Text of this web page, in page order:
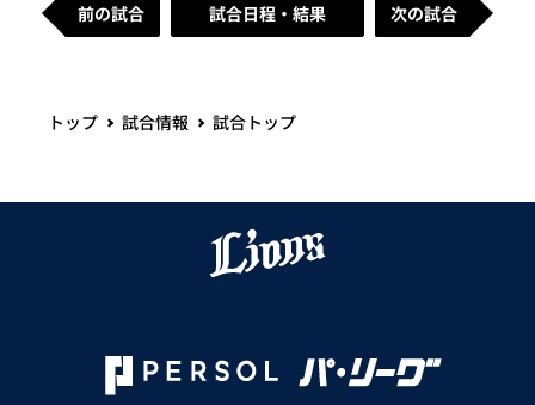
前の試合 試合日程・結果 次の試合
トップ 試合情報 試合トップ